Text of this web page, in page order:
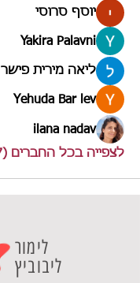
יוסף סרוסי
Yakira Palavni
ליאה מירית פישר
Yehuda Bar lev
ilana nadav
לצפייה בכל החברים (197)
לימור
ליבוביץ